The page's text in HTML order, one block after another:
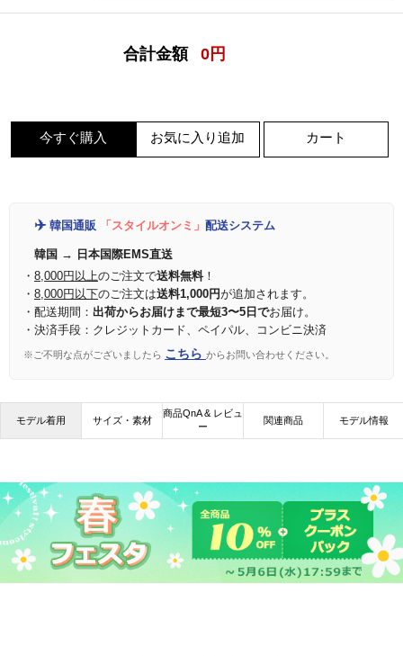
合計金額 0 円
今すぐ購入 お気に入り追加 カート
✈️ 韓国通販 「スタイルオンミ」 配送システム
韓国 → 日本国際EMS直送
・ 8,000円以上のご注文で送料無料！
・ 8,000円以下のご注文は送料1,000円が追加されます。
・配送期間： 出荷からお届けまで最短3〜5日でお届け。
・決済手段：クレジットカード、ペイパル、コンビニ決済
※ご不明な点がございましたら こちら からお問い合わせください。
モデル着用 サイズ・素材
商品QnA & レビュ
ー
関連商品 モデル情報